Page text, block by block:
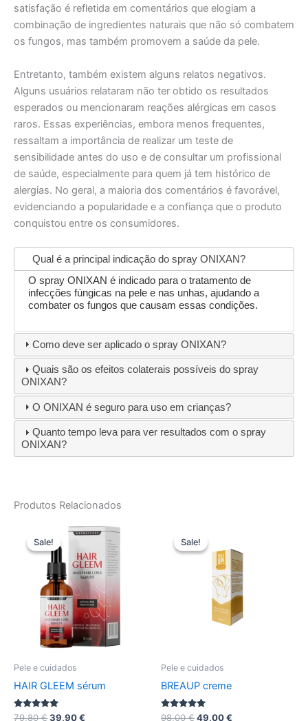
satisfação é refletida em comentários que elogiam a
combinação de ingredientes naturais que não só combatem
os fungos, mas também promovem a saúde da pele.
Entretanto, também existem alguns relatos negativos.
Alguns usuários relataram não ter obtido os resultados
esperados ou mencionaram reações alérgicas em casos
raros. Essas experiências, embora menos frequentes,
ressaltam a importância de realizar um teste de
sensibilidade antes do uso e de consultar um profissional
de saúde, especialmente para quem já tem histórico de
alergias. No geral, a maioria dos comentários é favorável,
evidenciando a popularidade e a confiança que o produto
conquistou entre os consumidores.
Qual é a principal indicação do spray ONIXAN?
O spray ONIXAN é indicado para o tratamento de
infecções fúngicas na pele e nas unhas, ajudando a
combater os fungos que causam essas condições.
Como deve ser aplicado o spray ONIXAN?
Quais são os efeitos colaterais possíveis do spray
ONIXAN?
O ONIXAN é seguro para uso em crianças?
Quanto tempo leva para ver resultados com o spray
ONIXAN?
Produtos Relacionados
Sale!
Sale!
Pele e cuidados
HAIR GLEEM sérum
Avaliação
79,80€O
39,90€
Sale!
Sale!
Pele e cuidados
BREAUP creme
Avaliação
98,00€O
49,00€